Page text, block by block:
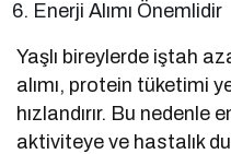
Enerji Alımı Önemlidir
Yaşlı bireylerde iştah
alımı, protein tüketimi
hızlandırır. Bu nedenle
aktiviteye ve hastalık